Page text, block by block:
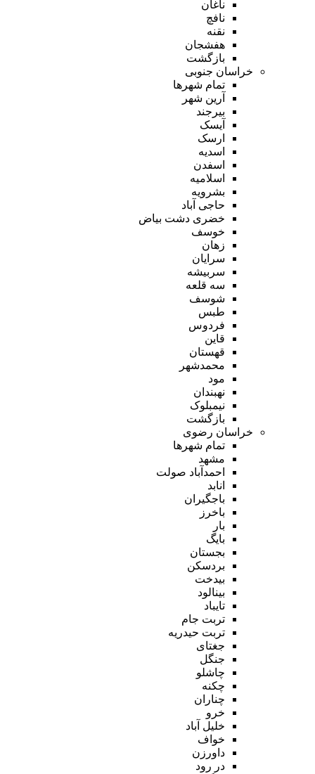
ناغان
نافچ
نقنه
هفشجان
بازگشت
خراسان جنوبی
تمام شهر‌ها
آرین شهر
بیرجند
آیسک
ارسک
اسدیه
اسفدن
اسلامیه
بشرویه
حاجی آباد
خضری دشت بیاض
خوسف
زهان
سرایان
سربیشه
سه قلعه
شوسف
طبس
فردوس
قاین
قهستان
محمدشهر
مود
نهبندان
نیمبلوک
بازگشت
خراسان رضوی
تمام شهر‌ها
مشهد
احمدآباد صولت
انابد
باجگیران
باخرز
بار
بایگ
بجستان
بردسکن
بیدخت
بینالود
تایباد
تربت جام
تربت حیدریه
جغتای
جنگل
چاشلو
چکنه
چناران
خرو
خلیل آباد
خواف
داورزن
در رود